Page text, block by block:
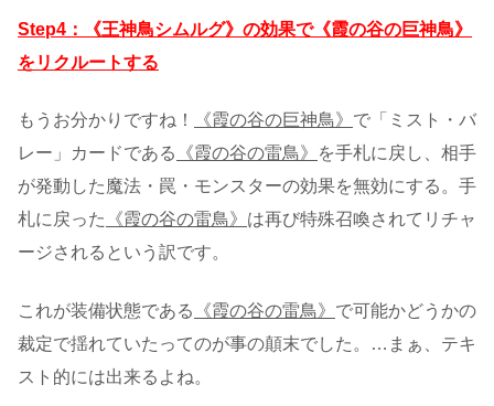
Step4：《王神鳥シムルグ》の効果で《霞の谷の巨神鳥》
をリクルートする
もうお分かりですね！ 《霞の谷の巨神鳥》 で「ミスト・バ
レー」カードである
《霞の谷の雷鳥》
を手札に戻し、相手
が発動した魔法・罠・モンスターの効果を無効にする。手
札に戻った
《霞の谷の雷鳥》 は再び特殊召喚されてリチャ
ージされるという訳です。
これが装備状態である 《霞の谷の雷鳥》 で可能かどうかの
裁定で揺れていたってのが事の顛末でした。…まぁ、テキ
スト的には出来るよね。